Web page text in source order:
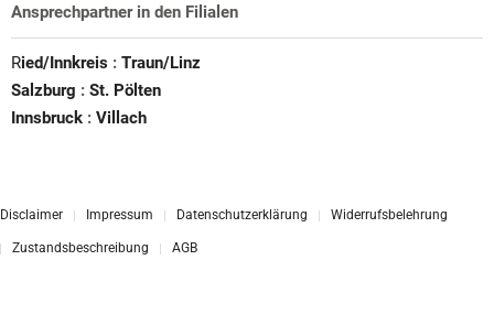
Ansprechpartner in den Filialen
Ried/Innkreis : Traun/Linz
Salzburg : St. Pölten
Innsbruck : Villach
Disclaimer Impressum Datenschutzerklärung Widerrufsbelehrung
Zustandsbeschreibung AGB